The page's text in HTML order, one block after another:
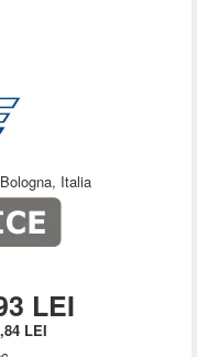
Italia
LEI
LEI